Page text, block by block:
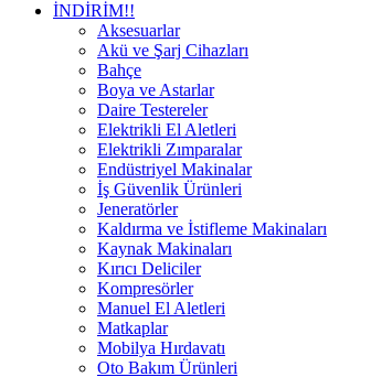
İNDİRİM!!
Aksesuarlar
Akü ve Şarj Cihazları
Bahçe
Boya ve Astarlar
Daire Testereler
Elektrikli El Aletleri
Elektrikli Zımparalar
Endüstriyel Makinalar
İş Güvenlik Ürünleri
Jeneratörler
Kaldırma ve İstifleme Makinaları
Kaynak Makinaları
Kırıcı Deliciler
Kompresörler
Manuel El Aletleri
Matkaplar
Mobilya Hırdavatı
Oto Bakım Ürünleri